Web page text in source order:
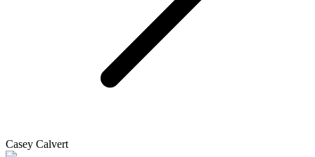
Casey Calvert